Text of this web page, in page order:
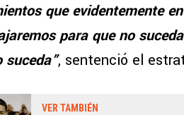
que evidentemente
para que no
suceda”, sentenció el
VER TAMBIÉN